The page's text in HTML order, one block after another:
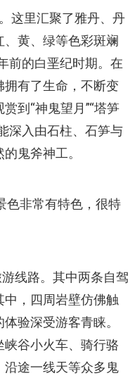
这里汇聚了雅丹、丹
黄、绿等色彩斑斓
前的白垩纪时期。在
拥有了生命，不断变
到“神鬼望月”“塔笋
深入由石柱、石笋与
鬼斧神工。
色非常有特色，很特
线路。其中两条自驾
，四周岩壁仿佛触
验深受游客青睐。
谷小火车、骑行骆
途一线天等众多鬼